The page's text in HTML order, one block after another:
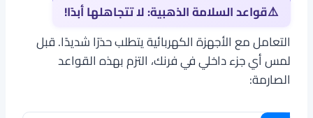
⚠️قواعد السلامة الذهبية: لا تتجاهلها أبدًا!
التعامل مع الأجهزة الكهربائية يتطلب حذرًا شديدًا. قبل
لمس أي جزء داخلي في فرنك، التزم بهذه القواعد
الصارمة: